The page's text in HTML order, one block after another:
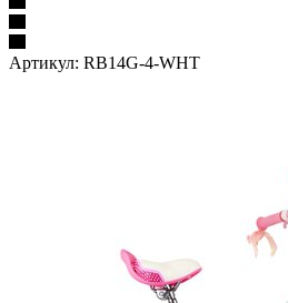
Артикул: RB14G-4-WHT